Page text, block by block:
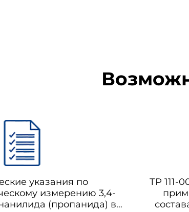
указания по
измерению 3,4-
(пропанида) в
ТР 111-